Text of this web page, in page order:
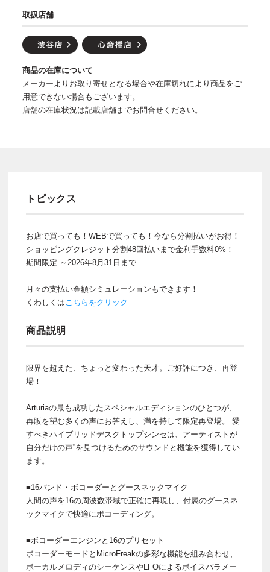
取扱店舗
商品の在庫について
メーカーよりお取り寄せとなる場合や在庫切れにより商品をご
用意できない場合もございます。
店舗の在庫状況は記載店舗までお問合せください。
トピックス
お店で買っても！WEBで買っても！今なら分割払いがお得！
ショッピングクレジット分割48回払いまで金利手数料0%！
期間限定 ～2026年8月31日まで
月々の支払い金額シミュレーションもできます！
くわしくはこちらをクリック
商品説明
限界を超えた、ちょっと変わった天才。ご好評につき、再登
場！
Arturiaの最も成功したスペシャルエディションのひとつが、
再販を望む多くの声にお答えし、満を持して限定再登場。 愛
すべきハイブリッドデスクトップシンセは、アーティストが
自分だけの声”を見つけるためのサウンドと機能を獲得してい
ます。
■16バンド・ボコーダーとグースネックマイク
⼈間の声を16の周波数帯域で正確に再現し、付属のグースネ
ックマイクで快適にボコーディング。
■ボコーダーエンジンと16のプリセット
ボコーダーモードとMicroFreakの多彩な機能を組み合わせ、
ボーカルメロディのシーケンスやLFOによるボイスパラメー